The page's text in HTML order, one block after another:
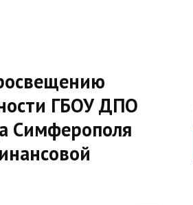
ГБОУ ДПО
Симферополя